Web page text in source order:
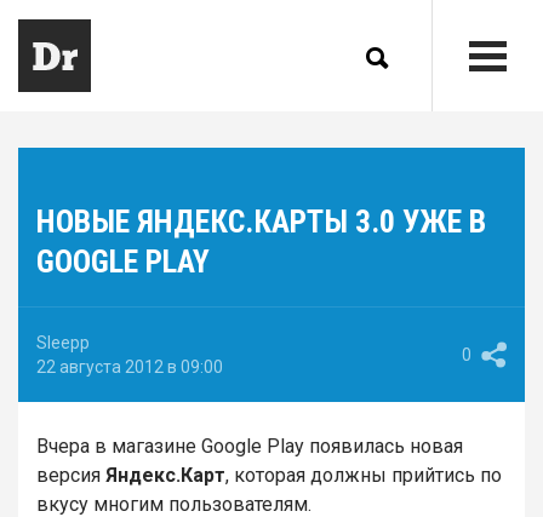
НОВЫЕ ЯНДЕКС.КАРТЫ 3.0 УЖЕ В
GOOGLE PLAY
Sleepp
22 августа 2012 в 09:00
0
Вчера в магазине Google Play появилась новая
версия Яндекс.Карт, которая должны прийтись по
вкусу многим пользователям.